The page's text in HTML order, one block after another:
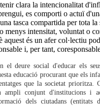
clara la intencionalitat
es comporti o actuï
tasca compartida per tota
menys intensitat, voluntat o
aquest és un afer col·lectiu
i, per tant,
el deure social d'educar els
educació procurant que els
que la societat prioritza.
conjunt d'institucions i
dels ciutadans (entitats